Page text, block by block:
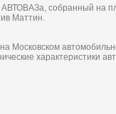
собранный на
Маттин.
Московском